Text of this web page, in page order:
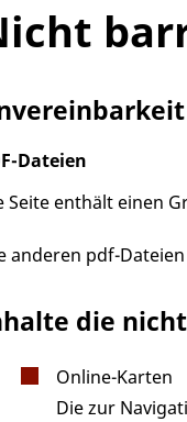
Dateien
Seite enthält einen
anderen pdf-
die
Online-Karten
Die zur